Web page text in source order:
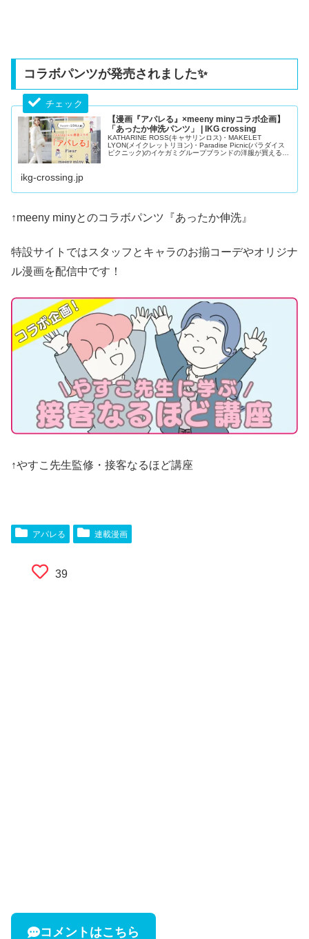
コラボパンツが発売されました✨
【漫画『アパレる』×meeny minyコラボ企画】
「あったか伸洗パンツ」 | IKG crossing
KATHARINE ROSS(キャサリンロス)・MAKELET
LYON(メイクレットリヨン)・Paradise Picnic(パラダイス
ピクニック)のイケガミグループブランドの洋服が買える公
ikg-crossing.jp
↑meeny minyとのコラボパンツ『あったか伸洗』
特設サイトではスタッフとキャラのお揃コーデやオリジナ
ル漫画を配信中です！
↑やすこ先生監修・接客なるほど講座
アパレる 連載漫画
39
コメントはこちら